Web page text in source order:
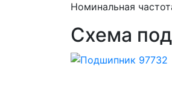
Номинальная
Схема